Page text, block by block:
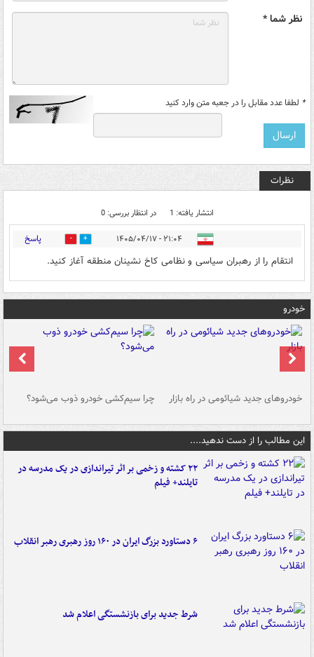
نظر شما *
* لطفا عدد مقابل را در جعبه متن وارد کنید
نظرات
انتشار یافته: 1 در انتظار بررسی: 0
۲۱:۰۴ - ۱۴۰۵/۰۴/۱۷ 0 پاسخ
انتقام را از رهبران سیاسی و نظامی کاخ نشینان منطقه آغاز کنید.
خودرو
خودروهای جدید شیائومی در راه بازار چرا سیم‌کشی خودرو ذوب می‌شود؟
این مطالب را از دست ندهید....
۲۲ کشته و زخمی بر اثر تیراندازی در یک مدرسه در
تایلند+ فیلم
۶ دستاورد بزرگ ایران در ۱۶۰ روز رهبری رهبر انقلاب
شرط جدید برای بازنشستگی اعلام شد